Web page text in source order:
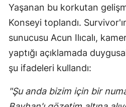
Yaşanan bu korkutan
Konseyi toplandı.
sunucusu Acun Ilıcalı,
yaptığı açıklamada
şu ifadeleri kullandı:
"Şu anda bizim için bir